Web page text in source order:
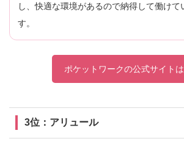
し、快適な環境があるので納得して働けて
す。
ポケットワークの公式サイト
3位：アリュール